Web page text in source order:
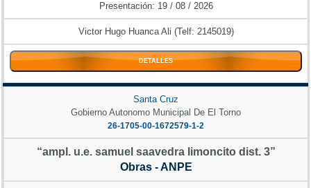
Presentación: 19 / 08 / 2026
Victor Hugo Huanca Ali (Telf: 2145019)
DETALLES
Santa Cruz
Gobierno Autonomo Municipal De El Torno
26-1705-00-1672579-1-2
“ampl. u.e. samuel saavedra limoncito dist. 3”
Obras - ANPE